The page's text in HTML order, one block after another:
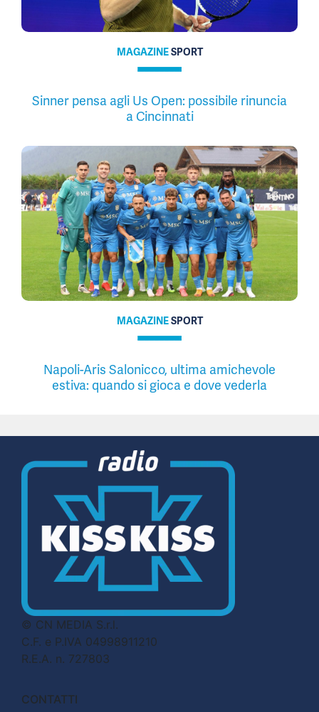
MAGAZINESPORT
Sinner pensa agli Us Open: possibile rinuncia
a Cincinnati
MAGAZINESPORT
Napoli-Aris Salonicco, ultima amichevole
estiva: quando si gioca e dove vederla
© CN MEDIA S.r.l.
C.F. e P.IVA 04998911210
R.E.A. n. 727803
CONTATTI